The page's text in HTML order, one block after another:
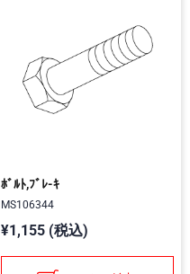
ﾎﾞﾙﾄ,ﾌﾞﾚ-ｷ
MS106344
¥1,155 (税込)